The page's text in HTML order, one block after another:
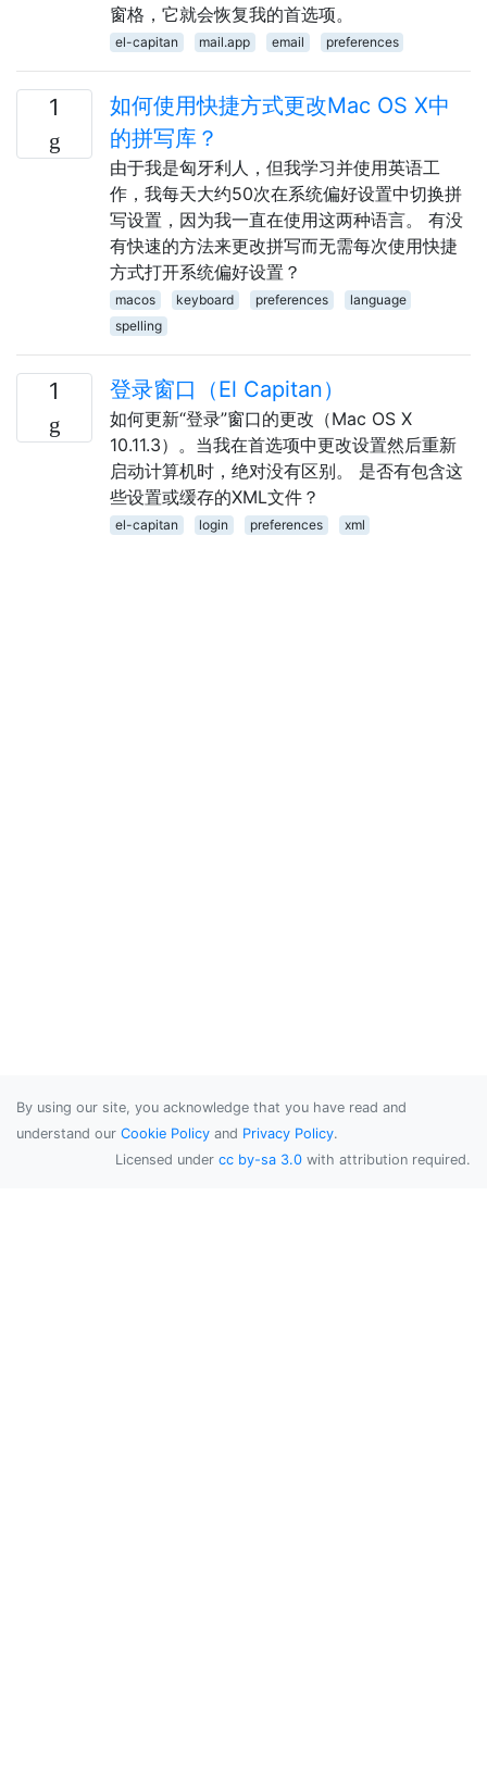
窗格，它就会恢复我的首选项。
el-capitan mail.app email preferences
1
如何使用快捷方式更改Mac OS X中
的拼写库？
由于我是匈牙利人，但我学习并使用英语工
作，我每天大约50次在系统偏好设置中切换拼
写设置，因为我一直在使用这两种语言。 有没
有快速的方法来更改拼写而无需每次使用快捷
方式打开系统偏好设置？
macos keyboard preferences
language
spelling
1 登录窗口（El Capitan）
如何更新“登录”窗口的更改（Mac OS X
10.11.3）。当我在首选项中更改设置然后重新
启动计算机时，绝对没有区别。 是否有包含这
些设置或缓存的XML文件？
el-capitan login preferences xml
By using our site, you acknowledge that you have read and
understand our Cookie Policy and Privacy Policy.
Licensed under cc by-sa 3.0 with attribution required.